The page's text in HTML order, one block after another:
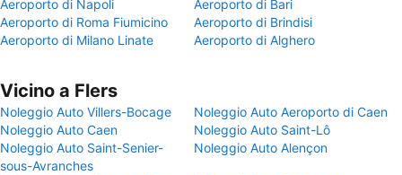
Aeroporto di Napoli
Aeroporto di Bari
Aeroporto di Roma Fiumicino
Aeroporto di Brindisi
Aeroporto di Milano Linate
Aeroporto di Alghero
Vicino a Flers
Noleggio Auto Villers-Bocage
Noleggio Auto Aeroporto di Caen
Noleggio Auto Caen
Noleggio Auto Saint-Lô
Noleggio Auto Saint-Senier-
sous-Avranches
Noleggio Auto Alençon